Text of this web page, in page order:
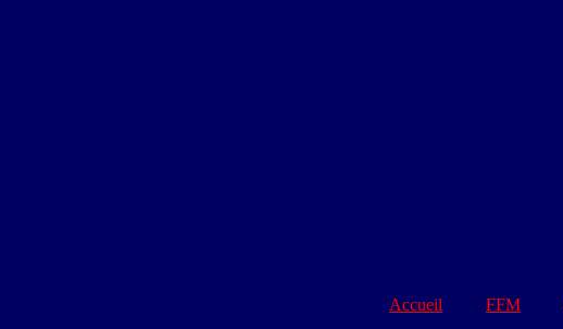
Accueil FFM